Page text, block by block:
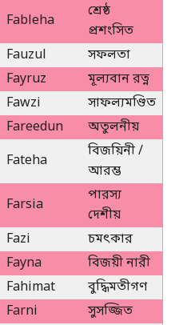
Fableha
শ্রেষ্ঠ
প্রশংসিত
Fauzul
সফলতা
Fayruz
মূল্যবান রত্ন
Fawzi
সাফল্যমণ্ডিত
Fareedun
অতুলনীয়
Fateha
বিজয়িনী /
আরম্ভ
Farsia
পারস্য
দেশীয়
Fazi
চমৎকার
Fayna
বিজয়ী নারী
Fahimat
বুদ্ধিমতীগণ
Farni
সুসজ্জিত